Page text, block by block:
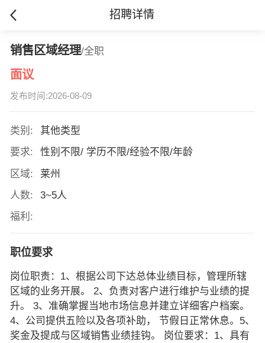
招聘详情
销售区域经理/全职
面议
发布时间:2026-08-09
类别:
其他类型
要求:
性别不限/ 学历不限/经验不限/年龄
区域:
莱州
人数:
3~5人
福利:
职位要求
岗位职责：1、根据公司下达总体业绩目标，管理所辖
区域的业务开展。 2、负责对客户进行维护与业绩的提
升。 3、准确掌握当地市场信息并建立详细客户档案。
4、公司提供五险以及各项补助， 节假日正常休息。5、
奖金及提成与区域销售业绩挂钩。 岗位要求：1、具有